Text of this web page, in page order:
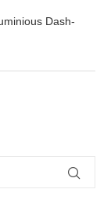
Dash-